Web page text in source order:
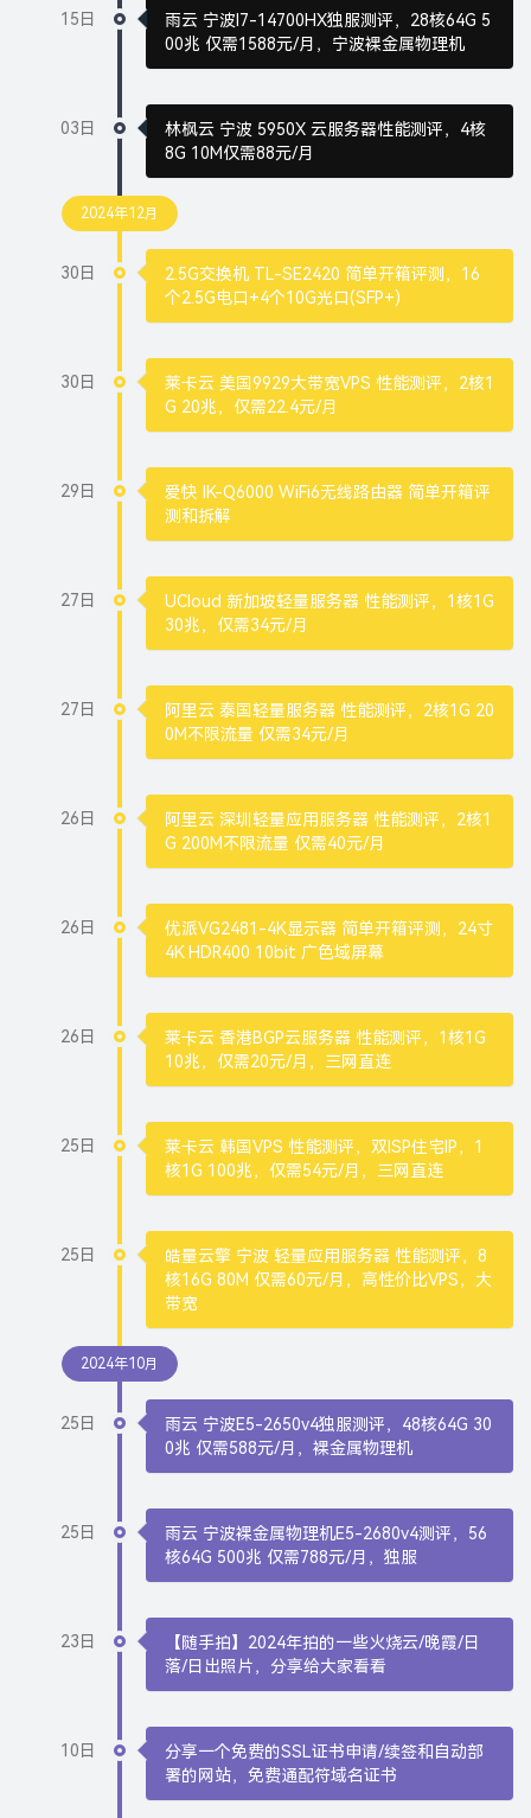
15日
雨云 宁波I7-14700HX独服测评，28核64G 5
00兆 仅需1588元/月，宁波裸金属物理机
03日
林枫云 宁波 5950X 云服务器性能测评，4核
8G 10M仅需88元/月
2024年12月
30日
2.5G交换机 TL-SE2420 简单开箱评测，16
个2.5G电口+4个10G光口(SFP+)
30日
莱卡云 美国9929大带宽VPS 性能测评，2核1
G 20兆，仅需22.4元/月
29日
爱快 IK-Q6000 WiFi6无线路由器 简单开箱评
测和拆解
27日
UCloud 新加坡轻量服务器 性能测评，1核1G
30兆，仅需34元/月
27日
阿里云 泰国轻量服务器 性能测评，2核1G 20
0M不限流量 仅需34元/月
26日
阿里云 深圳轻量应用服务器 性能测评，2核1
G 200M不限流量 仅需40元/月
26日
优派VG2481-4K显示器 简单开箱评测，24寸
4K HDR400 10bit 广色域屏幕
26日
莱卡云 香港BGP云服务器 性能测评，1核1G
10兆，仅需20元/月，三网直连
25日
莱卡云 韩国VPS 性能测评，双ISP住宅IP，1
核1G 100兆，仅需54元/月，三网直连
25日
皓量云擎 宁波 轻量应用服务器 性能测评，8
核16G 80M 仅需60元/月，高性价比VPS，大
带宽
2024年10月
25日
雨云 宁波E5-2650v4独服测评，48核64G 30
0兆 仅需588元/月，裸金属物理机
25日
雨云 宁波裸金属物理机E5-2680v4测评，56
核64G 500兆 仅需788元/月，独服
23日
【随手拍】2024年拍的一些火烧云/晚霞/日
落/日出照片，分享给大家看看
10日
分享一个免费的SSL证书申请/续签和自动部
署的网站，免费通配符域名证书